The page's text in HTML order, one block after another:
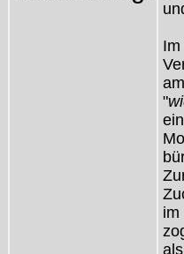
"
im